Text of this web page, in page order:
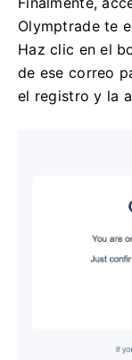
Olymptrade te
Haz clic en el
de ese correo
el registro y la